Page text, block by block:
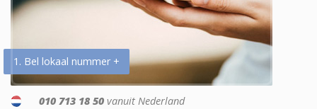
1. Bel lokaal nummer +
010 713 18 50 vanuit Nederland